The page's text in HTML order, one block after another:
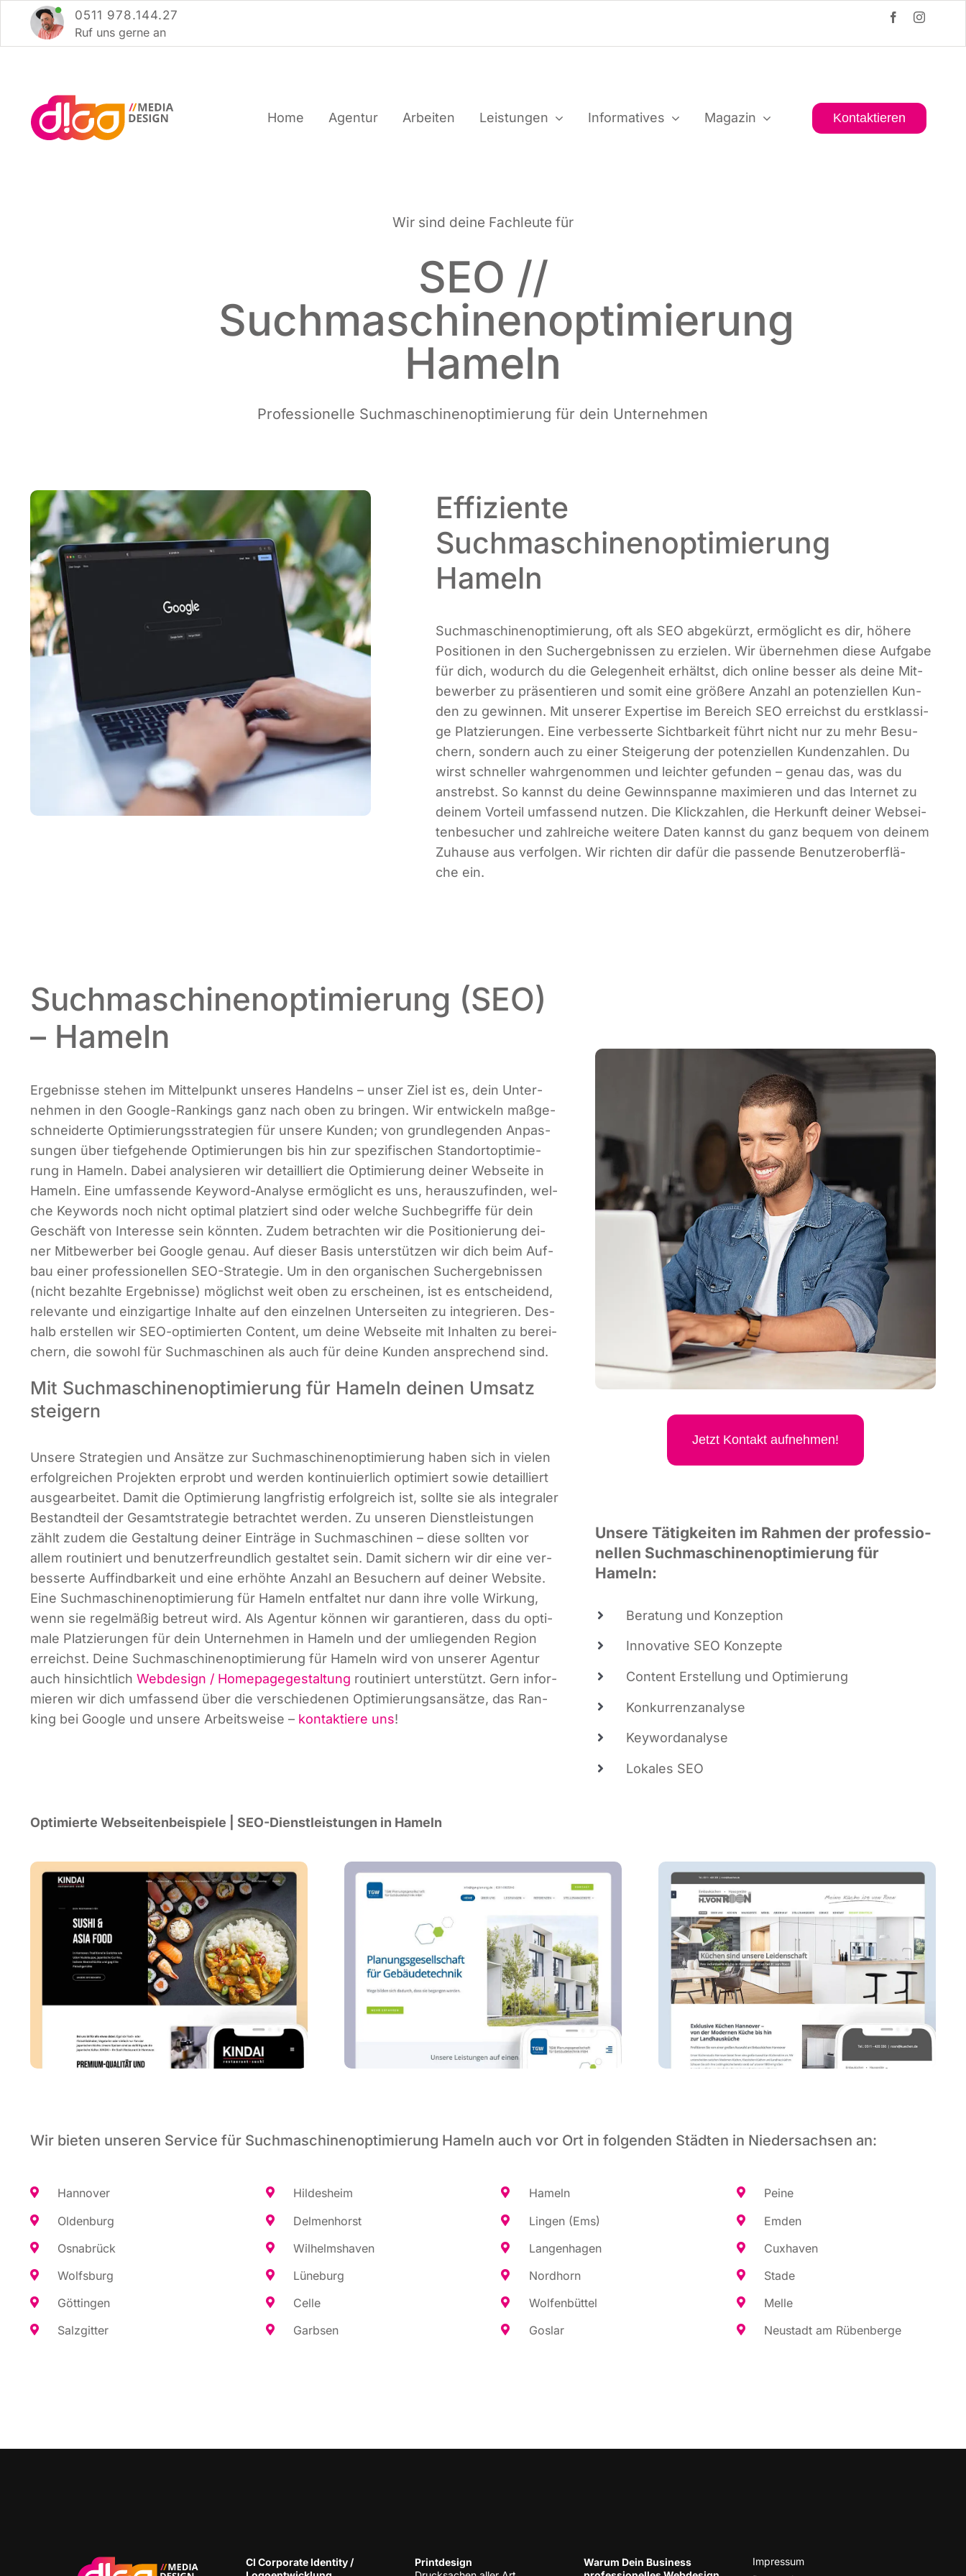
Inhalt
springen
0511 978.144.27
Ruf uns ger­ne an
Home Agen­tur Arbei­ten Leis­tun­gen Infor­ma­ti­ves Maga­zin Kon­tak­tie­ren
Wir sind dei­ne Fach­leu­te für
SEO //
Suchmaschinenoptimierung
Hameln
Pro­fes­sio­nel­le Such­ma­schi­nen­op­ti­mie­rung für dein Unternehmen
Effiziente
Suchmaschinenoptimierung
Hameln
Such­ma­schi­nen­op­ti­mie­rung, oft als SEO abge­kürzt, ermög­licht es dir, höhe­re
Posi­tio­nen in den Such­ergeb­nis­sen zu erzie­len. Wir über­neh­men die­se Auf­ga­be
für dich, wodurch du die Gele­gen­heit erhältst, dich online bes­ser als dei­ne Mit­
be­wer­ber zu prä­sen­tie­ren und somit eine grö­ße­re Anzahl an poten­zi­el­len Kun­
den zu gewin­nen. Mit unse­rer Exper­ti­se im Bereich SEO erreichst du erst­klas­si­
ge Plat­zie­run­gen. Eine ver­bes­ser­te Sicht­bar­keit führt nicht nur zu mehr Besu­
chern, son­dern auch zu einer Stei­ge­rung der poten­zi­el­len Kun­den­zah­len. Du
wirst schnel­ler wahr­ge­nom­men und leich­ter gefun­den – genau das, was du
anstrebst. So kannst du dei­ne Gewinn­span­ne maxi­mie­ren und das Inter­net zu
dei­nem Vor­teil umfas­send nut­zen. Die Klick­zah­len, die Her­kunft dei­ner Web­sei­
ten­be­su­cher und zahl­rei­che wei­te­re Daten kannst du ganz bequem von dei­nem
Zuhau­se aus ver­fol­gen. Wir rich­ten dir dafür die pas­sen­de Benut­zer­ober­flä­
che ein.
Suchmaschinenoptimierung (SEO)
– Hameln
Ergeb­nis­se ste­hen im Mit­tel­punkt unse­res Han­delns – unser Ziel ist es, dein Unter­
neh­men in den Goog­le-Ran­kings ganz nach oben zu brin­gen. Wir ent­wi­ckeln maß­ge­
schnei­der­te Opti­mie­rungs­stra­te­gien für unse­re Kun­den; von grund­le­gen­den Anpas­
sun­gen über tief­ge­hen­de Opti­mie­run­gen bis hin zur spe­zi­fi­schen Stand­ort­op­ti­mie­
rung in Hameln. Dabei ana­ly­sie­ren wir detail­liert die Opti­mie­rung dei­ner Web­sei­te in
Hameln. Eine umfas­sen­de Key­word-Ana­ly­se ermög­licht es uns, her­aus­zu­fin­den, wel­
che Key­words noch nicht opti­mal plat­ziert sind oder wel­che Such­be­grif­fe für dein
Geschäft von Inter­es­se sein könn­ten. Zudem betrach­ten wir die Posi­tio­nie­rung dei­
ner Mit­be­wer­ber bei Goog­le genau. Auf die­ser Basis unter­stüt­zen wir dich beim Auf­
bau einer pro­fes­sio­nel­len SEO-Stra­te­gie. Um in den orga­ni­schen Such­ergeb­nis­sen
(nicht bezahl­te Ergeb­nis­se) mög­lichst weit oben zu erschei­nen, ist es ent­schei­dend,
rele­van­te und ein­zig­ar­ti­ge Inhal­te auf den ein­zel­nen Unter­sei­ten zu inte­grie­ren. Des­
halb erstel­len wir SEO-opti­mier­ten Con­tent, um dei­ne Web­sei­te mit Inhal­ten zu berei­
chern, die sowohl für Such­ma­schi­nen als auch für dei­ne Kun­den anspre­chend sind.
Mit Suchmaschinen­optimierung für Hameln deinen Umsatz
steigern
Unse­re Stra­te­gien und Ansät­ze zur Such­ma­schi­nen­op­ti­mie­rung haben sich in vie­len
erfolg­rei­chen Pro­jek­ten erprobt und wer­den kon­ti­nu­ier­lich opti­miert sowie detail­liert
aus­ge­ar­bei­tet. Damit die Opti­mie­rung lang­fris­tig erfolg­reich ist, soll­te sie als inte­gra­ler
Bestand­teil der Gesamt­stra­te­gie betrach­tet wer­den. Zu unse­ren Dienst­leis­tun­gen
zählt zudem die Gestal­tung dei­ner Ein­trä­ge in Such­ma­schi­nen – die­se soll­ten vor
allem rou­ti­niert und benut­zer­freund­lich gestal­tet sein. Damit sichern wir dir eine ver­
bes­ser­te Auf­find­bar­keit und eine erhöh­te Anzahl an Besu­chern auf dei­ner Web­site.
Eine Such­ma­schi­nen­op­ti­mie­rung für Hameln ent­fal­tet nur dann ihre vol­le Wir­kung,
wenn sie regel­mä­ßig betreut wird. Als Agen­tur kön­nen wir garan­tie­ren, dass du opti­
ma­le Plat­zie­run­gen für dein Unter­neh­men in Hameln und der umlie­gen­den Regi­on
erreichst. Dei­ne Such­ma­schi­nen­op­ti­mie­rung für Hameln wird von unse­rer Agen­tur
auch hin­sicht­lich Web­de­sign / Home­page­ge­stal­tung rou­ti­niert unter­stützt. Gern infor­
mie­ren wir dich umfas­send über die ver­schie­de­nen Opti­mie­rungs­an­sät­ze, das Ran­
king bei Goog­le und unse­re Arbeits­wei­se – kon­tak­tie­re uns!
Jetzt Kon­takt aufnehmen!
Unse­re Tätig­kei­ten im Rah­men der pro­fes­sio­
nel­len Such­ma­schi­nen­op­ti­mie­rung für
Hameln:
Bera­tung und Konzeption
Inno­va­ti­ve SEO Konzepte
Con­tent Erstel­lung und Optimierung
Kon­kur­renz­ana­ly­se
Key­word­ana­ly­se
Loka­les SEO
Opti­mier­te Web­sei­ten­bei­spie­le | SEO-Dienst­leis­tun­gen in Hameln
Wir bieten unseren Service für Suchmaschinenoptimierung Hameln auch vor Ort in folgenden Städten in Niedersachsen an:
Han­no­ver
Olden­burg
Osna­brück
Wolfs­burg
Göt­tin­gen
Salz­git­ter
Hil­des­heim
Del­men­horst
Wil­helms­ha­ven
Lüne­burg
Cel­le
Garb­sen
Hameln
Lin­gen (Ems)
Lan­gen­ha­gen
Nord­horn
Wol­fen­büt­tel
Gos­lar
Pei­ne
Emden
Cux­ha­ven
Sta­de
Mel­le
Neu­stadt am Rübenberge
CI Cor­po­ra­te Iden­ti­ty /
Print­de­sign
War­um Dein Business
Impres­sum